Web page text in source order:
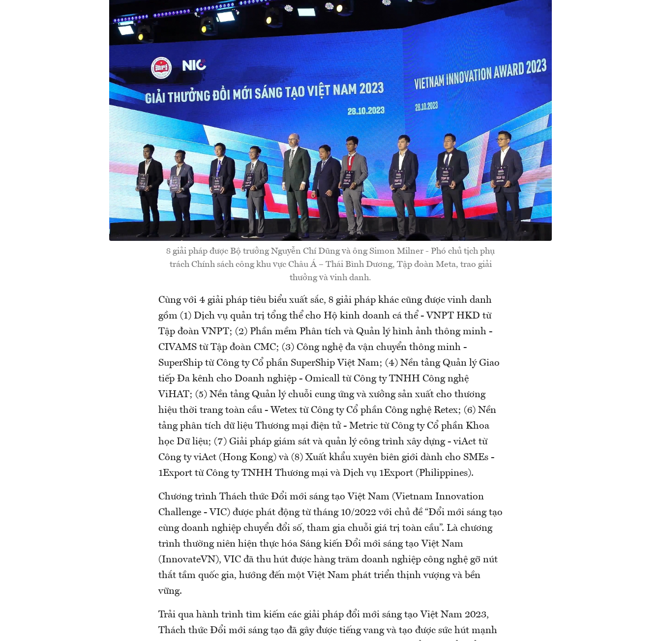
8 giải pháp được Bộ trưởng Nguyễn Chí Dũng và ông Simon Milner - Phó chủ tịch phụ
trách Chính sách công khu vực Châu Á – Thái Bình Dương, Tập đoàn Meta, trao giải
thưởng và vinh danh.
Cùng với 4 giải pháp tiêu biểu xuất sắc, 8 giải pháp khác cũng được vinh danh
gồm (1) Dịch vụ quản trị tổng thể cho Hộ kinh doanh cá thể - VNPT HKD từ
Tập đoàn VNPT; (2) Phần mềm Phân tích và Quản lý hình ảnh thông minh -
CIVAMS từ Tập đoàn CMC; (3) Công nghệ đa vận chuyển thông minh -
SuperShip từ Công ty Cổ phần SuperShip Việt Nam; (4) Nền tảng Quản lý Giao
tiếp Đa kênh cho Doanh nghiệp - Omicall từ Công ty TNHH Công nghệ
ViHAT; (5) Nền tảng Quản lý chuỗi cung ứng và xưởng sản xuất cho thương
hiệu thời trang toàn cầu - Wetex từ Công ty Cổ phần Công nghệ Retex; (6) Nền
tảng phân tích dữ liệu Thương mại điện tử - Metric từ Công ty Cổ phần Khoa
học Dữ liệu; (7) Giải pháp giám sát và quản lý công trình xây dựng - viAct từ
Công ty viAct (Hong Kong) và (8) Xuất khẩu xuyên biên giới dành cho SMEs -
1Export từ Công ty TNHH Thương mại và Dịch vụ 1Export (Philippines).
Chương trình Thách thức Đổi mới sáng tạo Việt Nam (Vietnam Innovation
Challenge - VIC) được phát động từ tháng 10/2022 với chủ đề “Đổi mới sáng tạo
cùng doanh nghiệp chuyển đổi số, tham gia chuỗi giá trị toàn cầu”. Là chương
trình thường niên hiện thực hóa Sáng kiến Đổi mới sáng tạo Việt Nam
(InnovateVN), VIC đã thu hút được hàng trăm doanh nghiệp công nghệ gỡ nút
thắt tầm quốc gia, hướng đến một Việt Nam phát triển thịnh vượng và bền
vững.
Trải qua hành trình tìm kiếm các giải pháp đổi mới sáng tạo Việt Nam 2023,
Thách thức Đổi mới sáng tạo đã gây được tiếng vang và tạo được sức hút mạnh